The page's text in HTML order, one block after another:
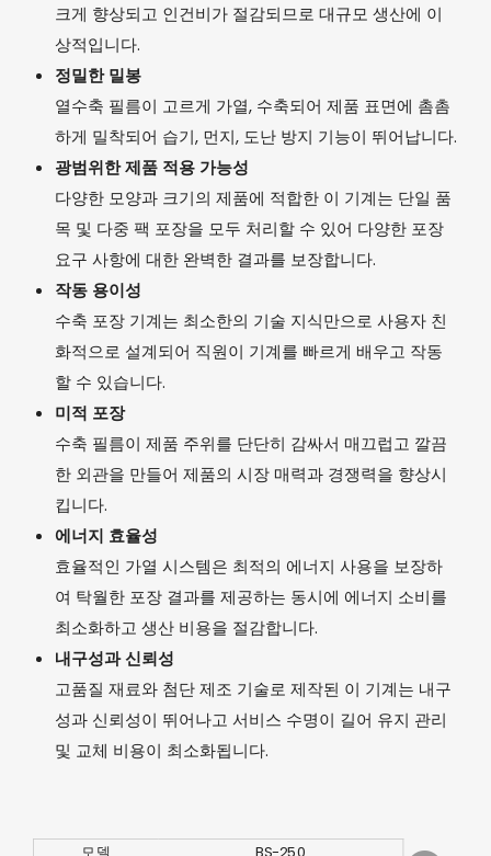
크게 향상되고 인건비가 절감되므로 대규모 생산에 이
상적입니다.
정밀한 밀봉
열수축 필름이 고르게 가열, 수축되어 제품 표면에 촘촘
하게 밀착되어 습기, 먼지, 도난 방지 기능이 뛰어납니다.
광범위한 제품 적용 가능성
다양한 모양과 크기의 제품에 적합한 이 기계는 단일 품
목 및 다중 팩 포장을 모두 처리할 수 있어 다양한 포장
요구 사항에 대한 완벽한 결과를 보장합니다.
작동 용이성
수축 포장 기계는 최소한의 기술 지식만으로 사용자 친
화적으로 설계되어 직원이 기계를 빠르게 배우고 작동
할 수 있습니다.
미적 포장
수축 필름이 제품 주위를 단단히 감싸서 매끄럽고 깔끔
한 외관을 만들어 제품의 시장 매력과 경쟁력을 향상시
킵니다.
에너지 효율성
효율적인 가열 시스템은 최적의 에너지 사용을 보장하
여 탁월한 포장 결과를 제공하는 동시에 에너지 소비를
최소화하고 생산 비용을 절감합니다.
내구성과 신뢰성
고품질 재료와 첨단 제조 기술로 제작된 이 기계는 내구
성과 신뢰성이 뛰어나고 서비스 수명이 길어 유지 관리
및 교체 비용이 최소화됩니다.